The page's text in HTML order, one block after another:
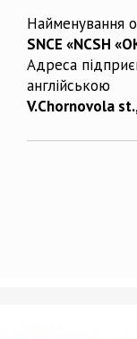
Найменування
SNCE «NCSH
Адреса
англійською
V.Chornovola